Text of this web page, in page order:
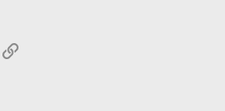
Enlace